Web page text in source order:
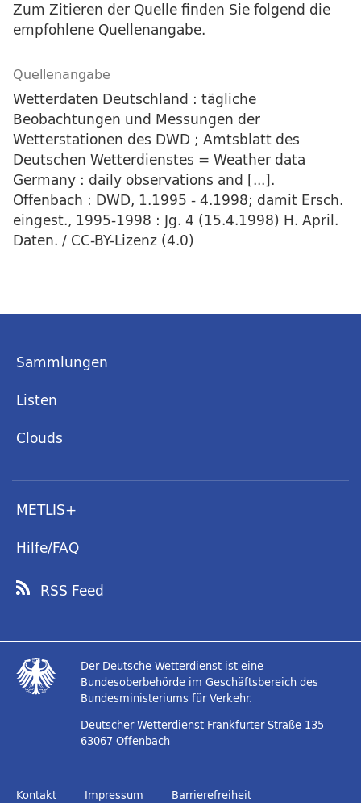
Zum Zitieren der Quelle finden Sie folgend die
empfohlene Quellenangabe.
Quellenangabe
Wetterdaten Deutschland : tägliche
Beobachtungen und Messungen der
Wetterstationen des DWD ; Amtsblatt des
Deutschen Wetterdienstes = Weather data
Germany : daily observations and [...].
Offenbach : DWD, 1.1995 - 4.1998; damit Ersch.
eingest., 1995-1998 : Jg. 4 (15.4.1998) H. April.
Daten. / CC-BY-Lizenz (4.0)
Sammlungen
Listen
Clouds
METLIS+
Hilfe/FAQ
RSS Feed
Der Deutsche Wetterdienst ist eine
Bundesoberbehörde im Geschäftsbereich des
Bundesministeriums für Verkehr.
Deutscher Wetterdienst Frankfurter Straße 135
63067 Offenbach
Kontakt Impressum Barrierefreiheit